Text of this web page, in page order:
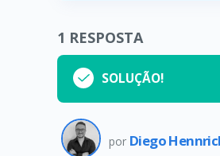
1 RESPOSTA
SOLUÇÃO!
por Diego